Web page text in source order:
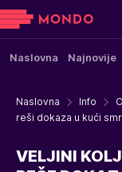
Naslovna Najnovije
Naslovna Info
reši dokaza u kući
VELJINI